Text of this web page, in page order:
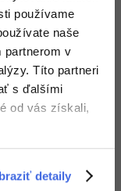
používame
naše
partnerom v
Títo partneri
s ďalšími
od vás získali,
detaily
a